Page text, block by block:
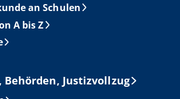
an Schulen
A bis Z
Behörden, Justizvollzug